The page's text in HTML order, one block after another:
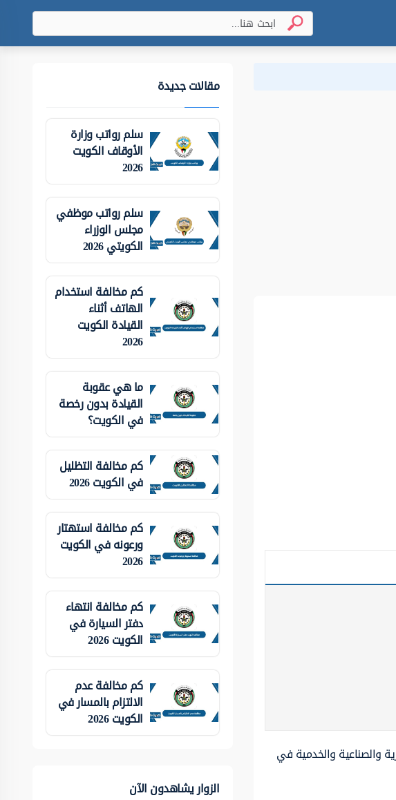
والصناعية والخدمية في
مقالات جديدة
سلم رواتب وزارة
الأوقاف الكويت
2026
سلم رواتب موظفي
مجلس الوزراء
الكويتي 2026
كم مخالفة استخدام
الهاتف أثناء
القيادة الكويت
2026
ما هي عقوبة
القيادة بدون رخصة
في الكويت؟
كم مخالفة التظليل
في الكويت 2026
كم مخالفة استهتار
ورعونه في الكويت
2026
كم مخالفة انتهاء
دفتر السيارة في
الكويت 2026
كم مخالفة عدم
الالتزام بالمسار في
الكويت 2026
الزوار يشاهدون الآن